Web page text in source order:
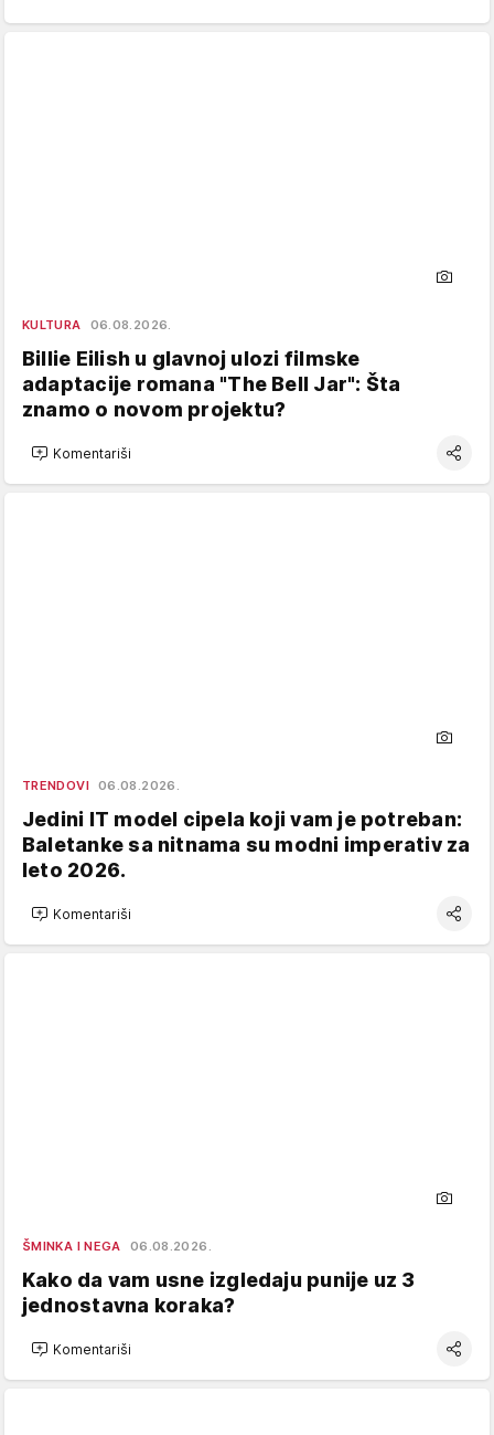
KULTURA 06.08.2026.
Billie Eilish u glavnoj ulozi filmske
adaptacije romana "The Bell Jar": Šta
znamo o novom projektu?
Komentariši
TRENDOVI 06.08.2026.
Jedini IT model cipela koji vam je potreban:
Baletanke sa nitnama su modni imperativ za
leto 2026.
Komentariši
ŠMINKA I NEGA 06.08.2026.
Kako da vam usne izgledaju punije uz 3
jednostavna koraka?
Komentariši